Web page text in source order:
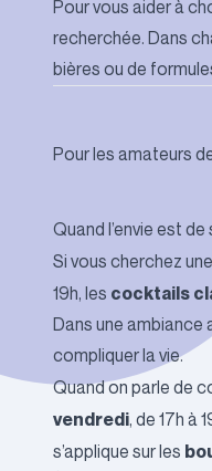
Pour vous aider à
recherchée. Dans
bières ou de
Pour les amateurs
Quand l’envie est
Si vous cherchez une
19h, les cocktails
Dans une ambiance
compliquer la vie.
Quand on parle de
vendredi, de 17h à
s’applique sur les